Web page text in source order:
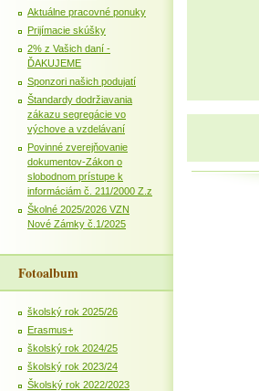
Aktuálne pracovné ponuky
Prijímacie skúšky
2% z Vašich daní -
ĎAKUJEME
Sponzori našich podujatí
Štandardy dodržiavania
zákazu segregácie vo
výchove a vzdelávaní
Povinné zverejňovanie
dokumentov-Zákon o
slobodnom prístupe k
informáciám č. 211/2000 Z.z
Školné 2025/2026 VZN
Nové Zámky č.1/2025
Fotoalbum
školský rok 2025/26
Erasmus+
školský rok 2024/25
školský rok 2023/24
Školský rok 2022/2023